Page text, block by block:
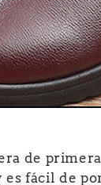
de primera
fácil de